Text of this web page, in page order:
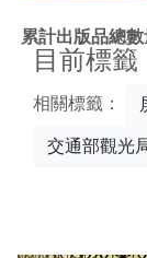
累計出版品總
目前標
相關標籤：
交通部觀光